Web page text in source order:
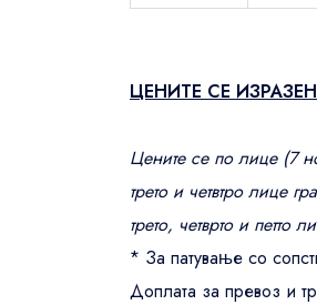
ЦЕНИТЕ СЕ
Цените се по лице (7
трето и четвтро лице
трето, четврто и петто
* За патување со
Доплата за превоз и